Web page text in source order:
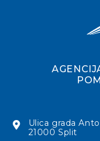
Ulica grada
21000 Split